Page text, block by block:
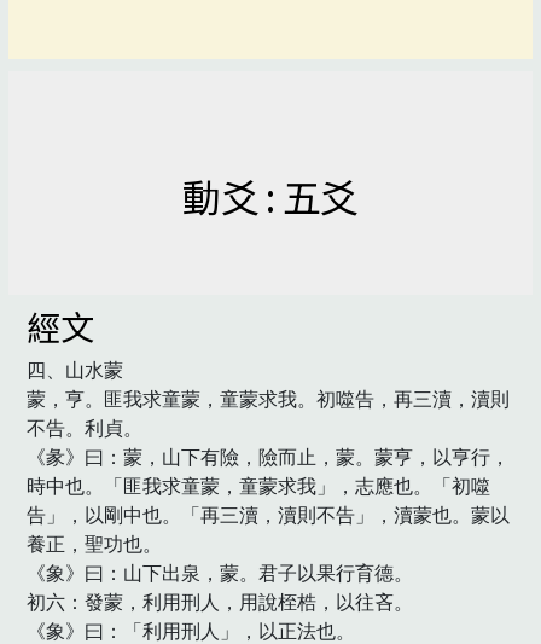
動爻 : 五爻
經文
四、山水蒙
蒙，亨。匪我求童蒙，童蒙求我。初噬告，再三瀆，瀆則
不告。利貞。
《彖》曰：蒙，山下有險，險而止，蒙。蒙亨，以亨行，
時中也。「匪我求童蒙，童蒙求我」，志應也。「初噬
告」，以剛中也。「再三瀆，瀆則不告」，瀆蒙也。蒙以
養正，聖功也。
《象》曰：山下出泉，蒙。君子以果行育德。
初六：發蒙，利用刑人，用說桎梏，以往吝。
《象》曰：「利用刑人」，以正法也。